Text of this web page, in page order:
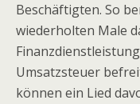
Beschäftigten. So
wiederholten Male
Umsatzsteuer
können ein Lied